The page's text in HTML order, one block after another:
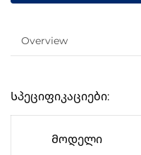
Overview
Სპეციფიკაციები:
Მოდელი